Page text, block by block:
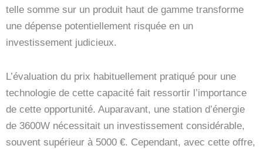
telle somme sur un produit haut de gamme transforme
une dépense potentiellement risquée en un
investissement judicieux.
L’évaluation du prix habituellement pratiqué pour une
technologie de cette capacité fait ressortir l’importance
de cette opportunité. Auparavant, une station d’énergie
de 3600W nécessitait un investissement considérable,
souvent supérieur à 5000 €. Cependant, avec cette offre,